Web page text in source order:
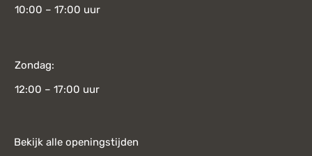
10:00 – 17:00 uur
Zondag:
12:00 – 17:00 uur
Bekijk alle openingstijden